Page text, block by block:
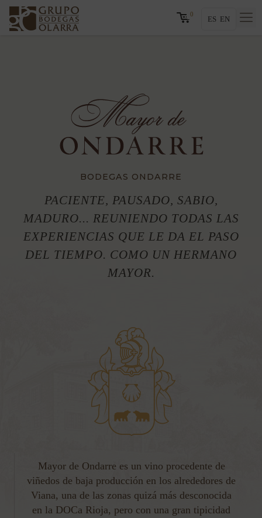
0
ES EN
BODEGAS ONDARRE
PACIENTE, PAUSADO, SABIO,
MADURO... REUNIENDO TODAS LAS
EXPERIENCIAS QUE LE DA EL PASO
DEL TIEMPO. COMO UN HERMANO
MAYOR.
Mayor de Ondarre es un vino procedente de
viñedos de baja producción en los alrededores de
Viana, una de las zonas quizá más desconocida
en la DOCa Rioja, pero con una gran tipicidad